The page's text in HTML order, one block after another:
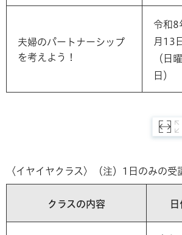
夫婦のパートナーシップ
を考えよう！
令和8
月13日
（日曜
日）
〈イヤイヤクラス〉（注）1日のみの受
クラスの内容